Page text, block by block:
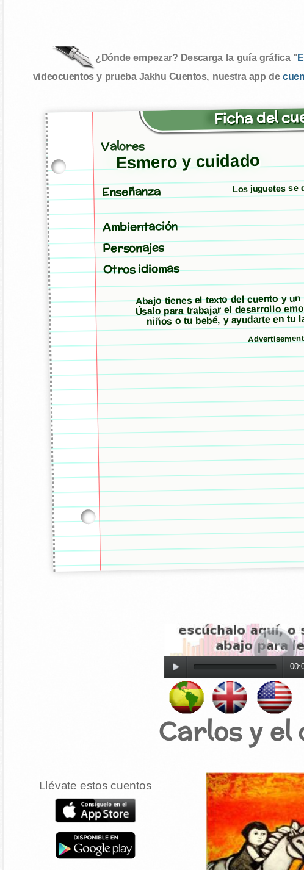
¿Dónde empezar? Descarga la guía gráfica "
videocuentos y prueba Jakhu Cuentos, nuestra app de
Ficha del
Valores
Esmero y cuidado
Enseñanza Los juguetes se
Ambientación
Personajes
Otros idiomas
Abajo tienes el texto del cuento y
Úsalo para trabajar el desarrollo
niños o tu bebé, y ayudarte en tu
Advertisement
Carlos y el
Llévate estos cuentos